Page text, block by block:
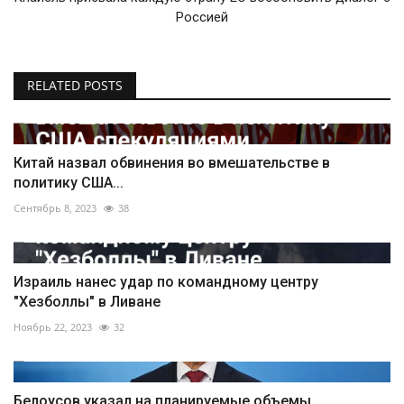
Россией
RELATED POSTS
Китай назвал обвинения во вмешательстве в
политику США...
Сентябрь 8, 2023 38
Израиль нанес удар по командному центру
"Хезболлы" в Ливане
Ноябрь 22, 2023 32
Белоусов указал на планируемые объемы